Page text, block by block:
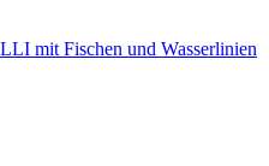
mit Fischen und Wasserlinien